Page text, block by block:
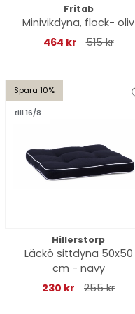
Fritab
Minivikdyna, flock- oliv
464 kr
515 kr
Spara 10%
till 16/8
Hillerstorp
Läckö sittdyna 50x50
cm - navy
230 kr
255 kr